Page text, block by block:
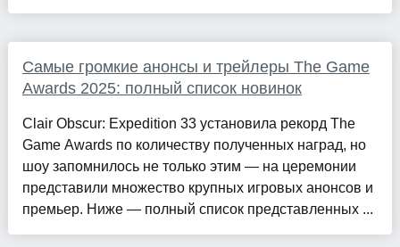
Самые громкие анонсы и трейлеры The Game
Awards 2025: полный список новинок
Clair Obscur: Expedition 33 установила рекорд The
Game Awards по количеству полученных наград, но
шоу запомнилось не только этим — на церемонии
представили множество крупных игровых анонсов и
премьер. Ниже — полный список представленных ...